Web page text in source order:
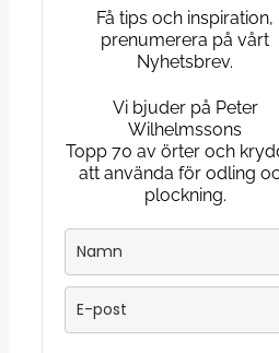
Få tips och inspiration,
prenumerera på vårt
Nyhetsbrev.
Vi bjuder på Peter
Wilhelmssons
Topp 70 av örter och
att använda för odling
plockning.